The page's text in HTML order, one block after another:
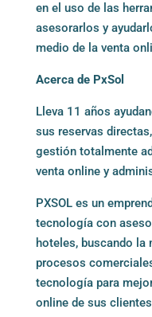
en el uso de las
asesorarlos y
medio de la venta
Acerca de PxSol
Lleva 11 años
sus reservas
gestión totalmente
venta online y
PXSOL es un
tecnología con
hoteles, buscando la
procesos
tecnología para
online de sus